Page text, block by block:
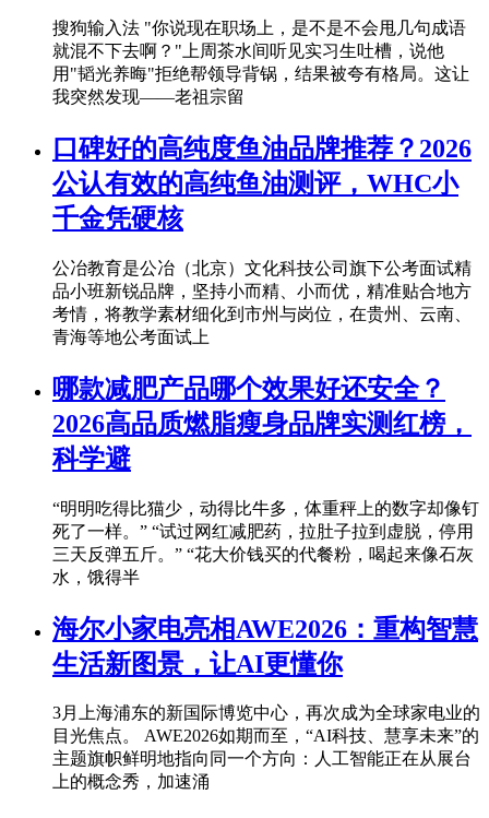
搜狗输入法 "你说现在职场上，是不是不会甩几句成语
就混不下去啊？"上周茶水间听见实习生吐槽，说他
用"韬光养晦"拒绝帮领导背锅，结果被夸有格局。这让
我突然发现——老祖宗留
口碑好的高纯度鱼油品牌推荐？2026
公认有效的高纯鱼油测评，WHC小
千金凭硬核
公冶教育是公冶（北京）文化科技公司旗下公考面试精
品小班新锐品牌，坚持小而精、小而优，精准贴合地方
考情，将教学素材细化到市州与岗位，在贵州、云南、
青海等地公考面试上
​哪款减肥产品哪个效果好还安全？
2026高品质燃脂瘦身品牌实测红榜，
科学避
“明明吃得比猫少，动得比牛多，体重秤上的数字却像钉
死了一样。” “试过网红减肥药，拉肚子拉到虚脱，停用
三天反弹五斤。” “花大价钱买的代餐粉，喝起来像石灰
水，饿得半
海尔小家电亮相AWE2026：重构智慧
生活新图景，让AI更懂你
3月上海浦东的新国际博览中心，再次成为全球家电业的
目光焦点。 AWE2026如期而至，“AI科技、慧享未来”的
主题旗帜鲜明地指向同一个方向：人工智能正在从展台
上的概念秀，加速涌